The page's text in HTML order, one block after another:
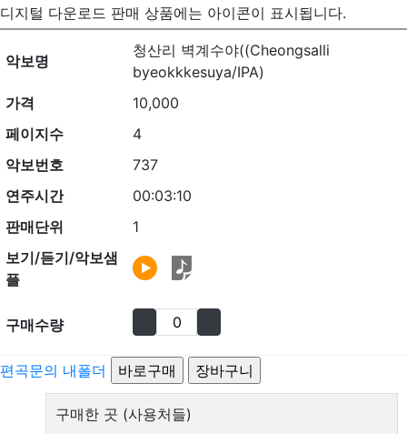
디지털 다운로드 판매 상품에는 아이콘이 표시됩니다.
악보명
청산리 벽계수야((Cheongsalli
byeokkkesuya/IPA)
가격
10,000
페이지수
4
악보번호
737
연주시간
00:03:10
판매단위
1
보기/듣기/악보샘
플
구매수량
편곡문의 내폴더
구매한 곳 (사용처들)